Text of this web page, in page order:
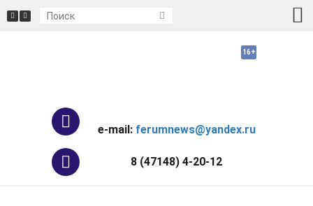
e-mail: ferumnews@yandex.ru
8 (47148) 4-20-12